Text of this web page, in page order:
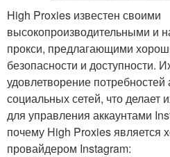
High Proxies известен своими
высокопроизводительными и
прокси, предлагающими
безопасности и доступности.
удовлетворение потребностей
социальных сетей, что
для управления аккаунтами
почему High Proxies является
провайдером Instagram: